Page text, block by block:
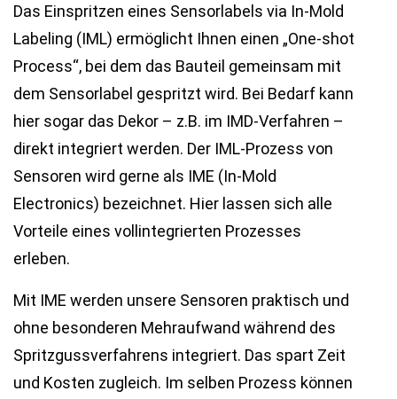
Das Einspritzen eines Sensorlabels via In-Mold
Labeling (IML) ermöglicht Ihnen einen „One-shot
Process“, bei dem das Bauteil gemeinsam mit
dem Sensorlabel gespritzt wird. Bei Bedarf kann
hier sogar das Dekor – z.B. im IMD-Verfahren –
direkt integriert werden. Der IML-Prozess von
Sensoren wird gerne als IME (In-Mold
Electronics) bezeichnet. Hier lassen sich alle
Vorteile eines vollintegrierten Prozesses
erleben.
Mit IME werden unsere Sensoren praktisch und
ohne besonderen Mehraufwand während des
Spritzgussverfahrens integriert. Das spart Zeit
und Kosten zugleich. Im selben Prozess können